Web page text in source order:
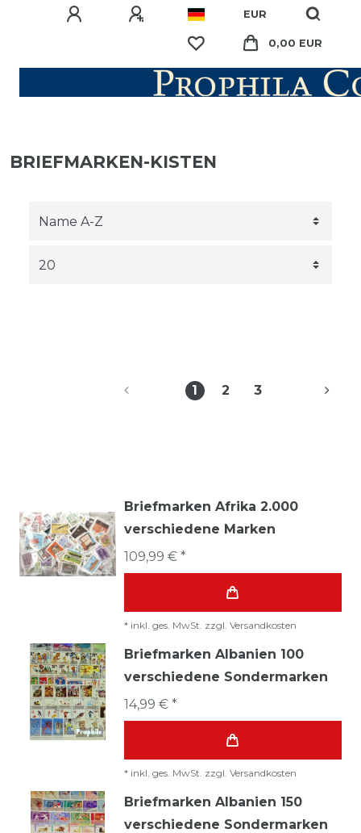
EUR
0,00 EUR
BRIEFMARKEN-KISTEN
1 2 3
Briefmarken Afrika 2.000
verschiedene Marken
109,99 € *
* inkl. ges. MwSt. zzgl. Versandkosten
Briefmarken Albanien 100
verschiedene Sondermarken
14,99 € *
* inkl. ges. MwSt. zzgl. Versandkosten
Briefmarken Albanien 150
verschiedene Sondermarken